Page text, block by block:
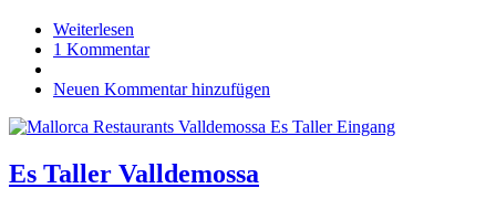
Weiterlesen
Neni
1 Kommentar
Neuen Kommentar hinzufügen
Es Taller Valldemossa